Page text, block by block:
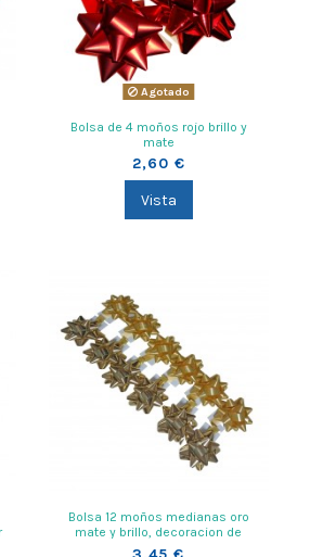
Agotado
Bolsa de 4 moños rojo brillo y
mate
2,60 €
Vista
Bolsa 12 moños medianas oro
mate y brillo, decoracion de
regalos y paquetes envoltorios